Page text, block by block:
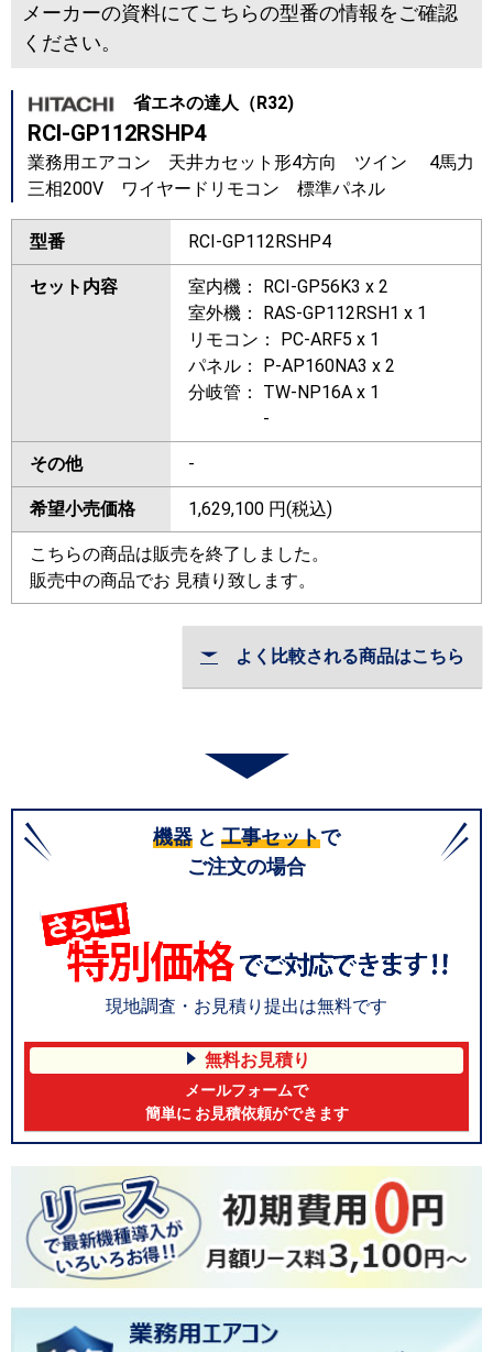
メーカーの資料にてこちらの型番の情報をご確認
ください。
省エネの達人（R32)
RCI-GP112RSHP4
業務用エアコン 天井カセット形4方向 ツイン 4馬力
三相200V ワイヤードリモコン 標準パネル
型番 RCI-GP112RSHP4
セット内容
室内機： RCI-GP56K3 x 2
室外機： RAS-GP112RSH1 x 1
リモコン： PC-ARF5 x 1
パネル： P-AP160NA3 x 2
分岐管： TW-NP16A x 1
-
その他 -
希望小売価格 1,629,100 円(税込)
こちらの商品は販売を終了しました。
販売中の商品でお 見積り致します。
よく比較される商品はこちら
機器 と 工事セットで
ご注文の場合
現地調査・お見積り提出は無料です
無料お見積り
メールフォームで
簡単に お見積依頼ができます